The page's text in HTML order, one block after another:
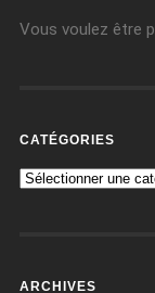
Vous voulez être
CATÉGORIES
ARCHIVES